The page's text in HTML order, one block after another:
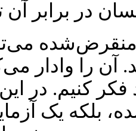
آن را وادار
فکر کنیم. در
بلکه یک